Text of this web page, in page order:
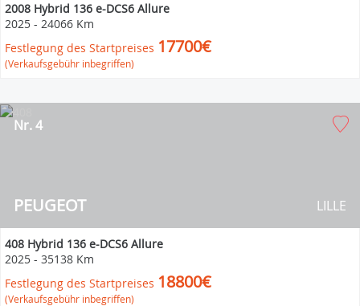
2008 Hybrid 136 e-DCS6 Allure
2025 - 24066 Km
Festlegung des Startpreises 17700€
(Verkaufsgebühr inbegriffen)
PEUGEOT
Nr. 4
LILLE
408 Hybrid 136 e-DCS6 Allure
2025 - 35138 Km
Festlegung des Startpreises 18800€
(Verkaufsgebühr inbegriffen)